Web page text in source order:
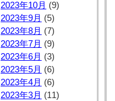
2023年10月 (9)
2023年9月 (5)
2023年8月 (7)
2023年7月 (9)
2023年6月 (3)
2023年5月 (6)
2023年4月 (6)
2023年3月 (11)